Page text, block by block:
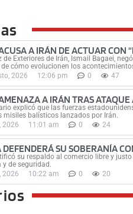
A IRÁN DE ACTUAR CON
de Exteriores de Irán, Ismail Bagaei,
de cómo evolucionen los
2026
12:06 pm 0 47
A IRÁN TRAS
explicó que las fuerzas
misiles balísticos lanzados por Irán.
2026
11:01 am 0 24
SU SOBERANÍA
su respaldo al comercio libre y
y de seguridad.
2026
10:22 am 0 20